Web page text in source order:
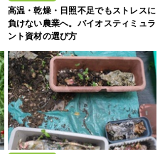
高温・乾燥・日照不足でもストレスに
負けない農業へ。バイオスティミュラ
ント資材の選び方